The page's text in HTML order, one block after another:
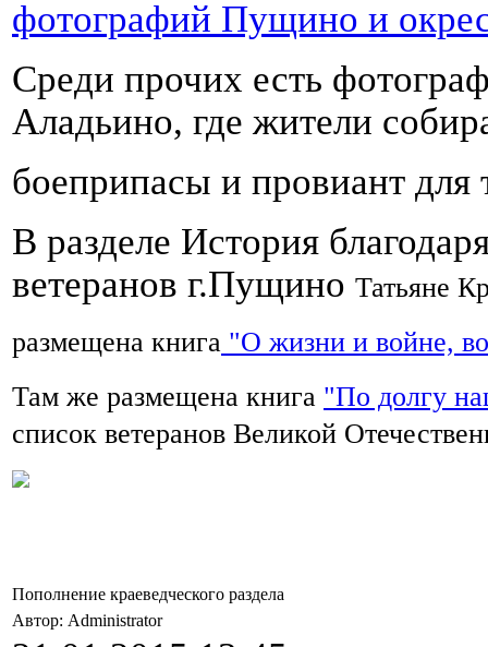
фотографий Пущино и
Среди прочих есть
Аладьино, где жители
боеприпасы и провиант для
В разделе История
ветеранов г.Пущино Татьяне
размещена книга "О жизни и войне,
Там же размещена книга "По долгу
список ветеранов Великой
Пополнение краеведческого раздела
Автор: Administrator